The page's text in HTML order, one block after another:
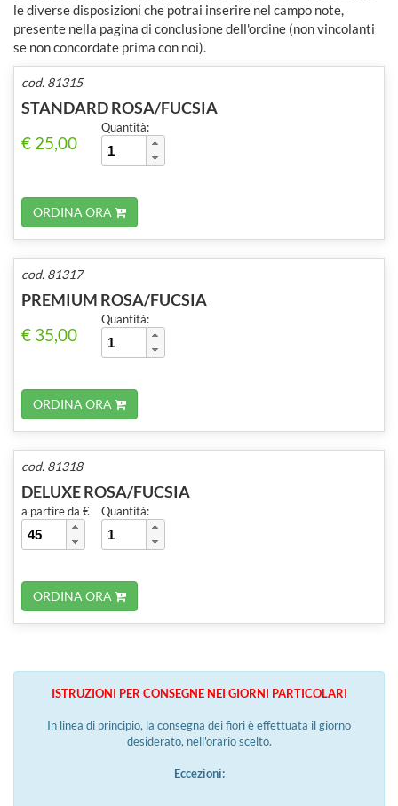
le diverse disposizioni che potrai inserire nel campo note,
presente nella pagina di conclusione dell'ordine (non vincolanti
se non concordate prima con noi).
cod. 81315
STANDARD ROSA/FUCSIA
€ 25,00
Quantità:
ORDINA ORA
cod. 81317
PREMIUM ROSA/FUCSIA
€ 35,00
Quantità:
ORDINA ORA
cod. 81318
DELUXE ROSA/FUCSIA
a partire da € Quantità:
ORDINA ORA
ISTRUZIONI PER CONSEGNE NEI GIORNI PARTICOLARI
In linea di principio, la consegna dei fiori è effettuata il giorno
desiderato, nell'orario scelto.
Eccezioni: